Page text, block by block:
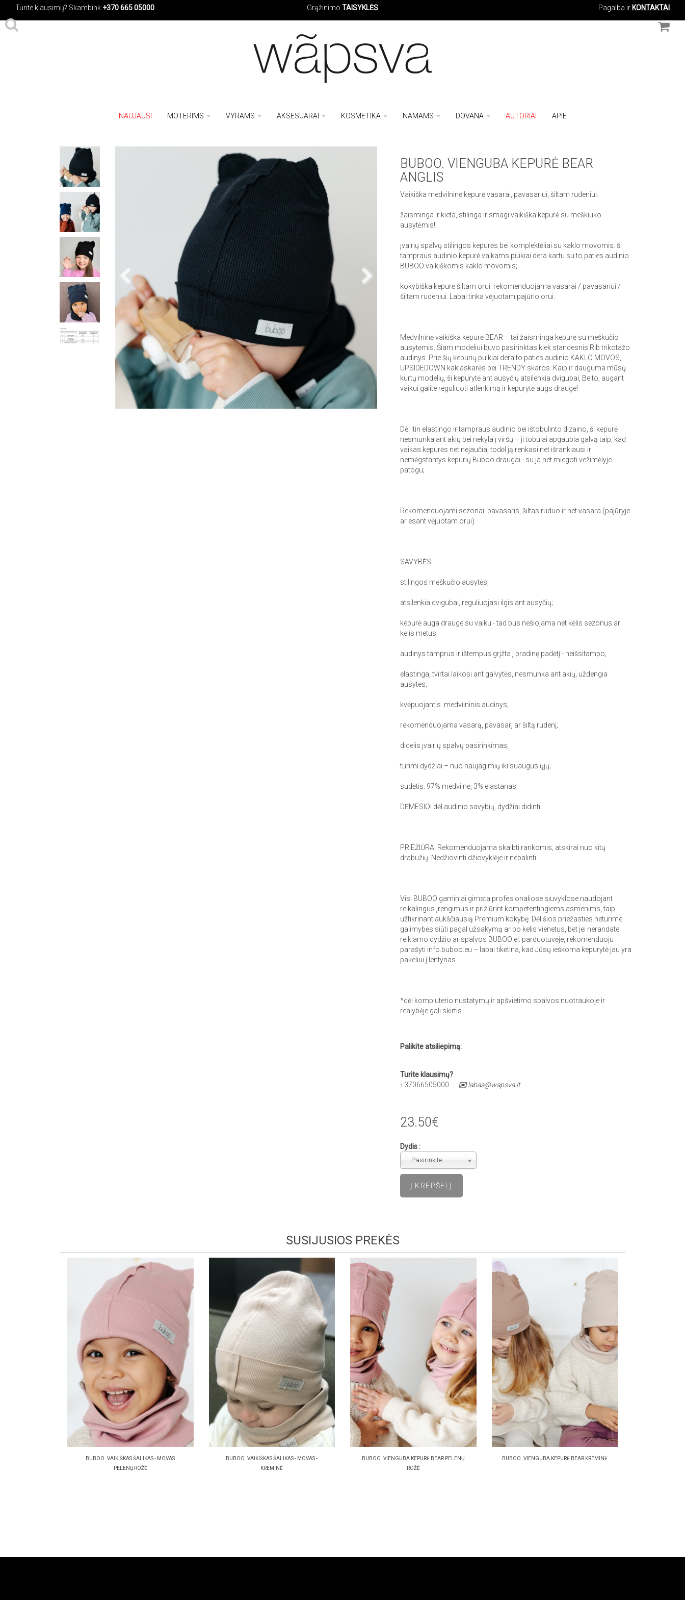
Turite klausimų? Skambink +370 665 05000 Grąžinimo TAISYKLĖS Pagalba ir KONTAKTAI
NAUJAUSI MOTERIMS VYRAMS AKSESUARAI KOSMETIKA NAMAMS DOVANA AUTORIAI APIE
BUBOO. VIENGUBA KEPURĖ BEAR
ANGLIS
Vaikiška medvilninė kepurė vasarai, pavasariui, šiltam rudeniui.
žaisminga ir kieta, stilinga ir smagi vaikiška kepurė su meškiuko
ausytėmis!
įvairių spalvų stilingos kepurės bei komplektėliai su kaklo movomis: ši
tampraus audinio kepurė vaikams puikiai dera kartu su to paties audinio
BUBOO vaikiškomis kaklo movomis;
kokybiška kepurė šiltam orui: rekomenduojama vasarai / pavasariui /
šiltam rudeniui. Labai tinka vėjuotam pajūrio orui.
Medvilninė vaikiška kepurė BEAR – tai žaisminga kepurė su meškučio
ausytėmis. Šiam modeliui buvo pasirinktas kiek standesnis Rib trikotažo
audinys. Prie šių kepurių puikiai dera to paties audinio KAKLO MOVOS,
UPSIDEDOWN kaklaskarės bei TRENDY skaros. Kaip ir dauguma mūsų
kurtų modelių, ši kepurytė ant ausyčių atsilenkia dvigubai, Be to, augant
vaikui galite reguliuoti atlenkimą ir kepurytė augs drauge!
Dėl itin elastingo ir tampraus audinio bei ištobulinto dizaino, ši kepurė
nesmunka ant akių bei nekyla į viršų – ji tobulai apgaubia galvą taip, kad
vaikas kepurės net nejaučia, todėl ją renkasi net išrankiausi ir
nemėgstantys kepurių Buboo draugai - su ja net miegoti vežimėlyje
patogu;
Rekomenduojami sezonai: pavasaris, šiltas ruduo ir net vasara (pajūryje
ar esant vėjuotam orui).
SAVYBĖS:
stilingos meškučio ausytės;
atsilenkia dvigubai, reguliuojasi ilgis ant ausyčių;
kepurė auga drauge su vaiku - tad bus nešiojama net kelis sezonus ar
kelis metus;
audinys tamprus ir ištempus grįžta į pradinę padėtį - neišsitampo;
elastinga, tvirtai laikosi ant galvytės, nesmunka ant akių, uždengia
ausytes;
kvėpuojantis medvilninis audinys;
rekomenduojama vasarą, pavasarį ar šiltą rudenį;
didelis įvairių spalvų pasirinkimas;
turimi dydžiai – nuo naujagimių iki suaugusiųjų;
sudėtis: 97% medvilnė, 3% elastanas;
DĖMESIO! dėl audinio savybių, dydžiai didinti.
PRIEŽIŪRA. Rekomenduojama skalbti rankomis, atskirai nuo kitų
drabužių. Nedžiovinti džiovyklėje ir nebalinti.
Visi BUBOO gaminiai gimsta profesionaliose siuvyklose naudojant
reikalingus įrengimus ir prižiūrint kompetentingiems asmenims, taip
užtikrinant aukščiausią Premium kokybę. Dėl šios priežasties neturime
galimybės siūti pagal užsakymą ar po kelis vienetus, bet jei nerandate
reikiamo dydžio ar spalvos BUBOO el. parduotuvėje, rekomenduoju
parašyti info.buboo.eu – labai tikėtina, kad Jūsų ieškoma kepurytė jau yra
pakeliui į lentynas.
*dėl kompiuterio nustatymų ir apšvietimo spalvos nuotraukoje ir
realybėje gali skirtis.
Palikite atsiliepimą:
Turite klausimų?
+37066505000
✉️labas@wapsva.lt
23.50€
Dydis :
Pasirinkite...
SUSIJUSIOS PREKĖS
BUBOO. VAIKIŠKAS ŠALIKAS - MOVAS
PELENŲ ROŽĖ
BUBOO. VAIKIŠKAS ŠALIKAS - MOVAS -
KREMINĖ
BUBOO. VIENGUBA KEPURĖ BEAR PELENŲ
ROŽĖ
BUBOO. VIENGUBA KEPURĖ BEAR KREMINĖ